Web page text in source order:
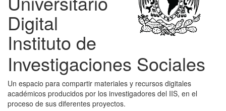
Digital
Instituto de
Investigaciones Sociales
Un espacio para compartir materiales y recursos digitales
académicos producidos por los investigadores del IIS, en el
proceso de sus diferentes proyectos.